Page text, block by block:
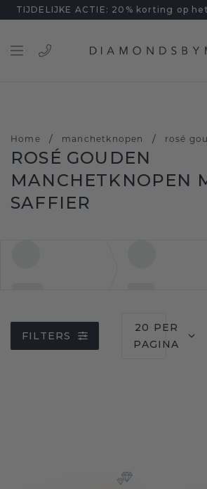
TIJDELIJKE ACTIE: 20% korting op
Home / manchetknopen / rosé
ROSÉ GOUDEN
MANCHETKNOPEN
SAFFIER
FILTERS
20 PER
PAGINA